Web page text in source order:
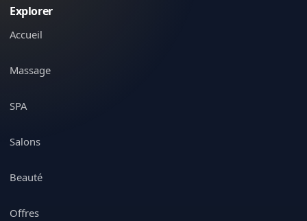
Explorer
Accueil
Massage
SPA
Salons
Beauté
Offres